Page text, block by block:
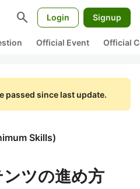
search Login Signup
Official Event Official
passed since last update.
Skills)
ツの進め方